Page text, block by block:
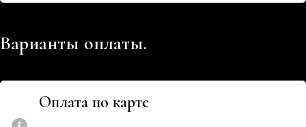
Варианты оплаты.
Оплата по карте